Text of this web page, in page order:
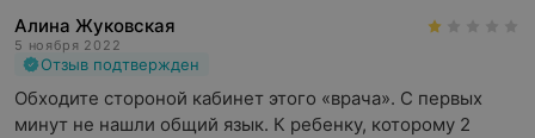
Алина Жуковская
5 ноября 2022
Отзыв подтвержден
Обходите стороной кабинет этого «врача». С первых
минут не нашли общий язык. К ребенку, которому 2